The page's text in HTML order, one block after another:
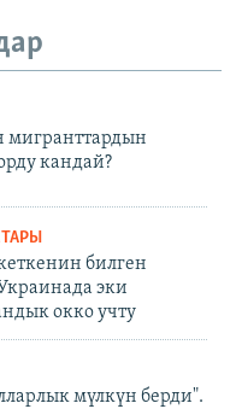
кандай?
билген
эки
окко учту
мүлкүн берди".